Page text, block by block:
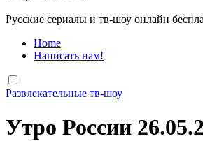
Русские сериалы и тв-шоу онлайн
Home
Написать нам!
Развлекательные тв-шоу
Утро России